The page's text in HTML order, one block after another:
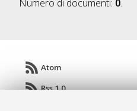
Numero di documenti: 0.
Atom
Rss 1.0